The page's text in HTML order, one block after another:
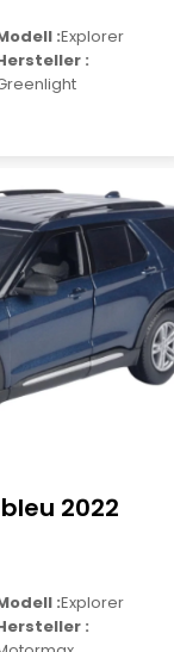
:Explorer
:
2022
:Explorer
: